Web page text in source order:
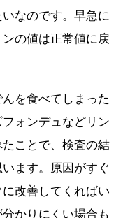
なのです。早急に
の値は正常値に戻
を食べてしまった
ォンデュなどリン
ことで、検査の結
ます。原因がすぐ
改善してくればい
かりにくい場合も